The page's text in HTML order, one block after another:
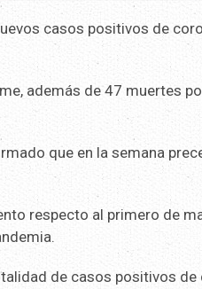
casos positivos de
además de 47 muertes
que en la semana
respecto al primero de
de casos positivos de